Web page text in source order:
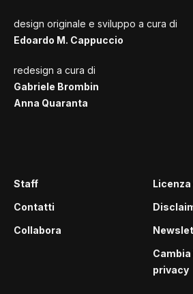
design originale e sviluppo a cura di
Edoardo M. Cappuccio
redesign a cura di
Gabriele Brombin
Anna Quaranta
Staff
Contatti
Collabora
privacy